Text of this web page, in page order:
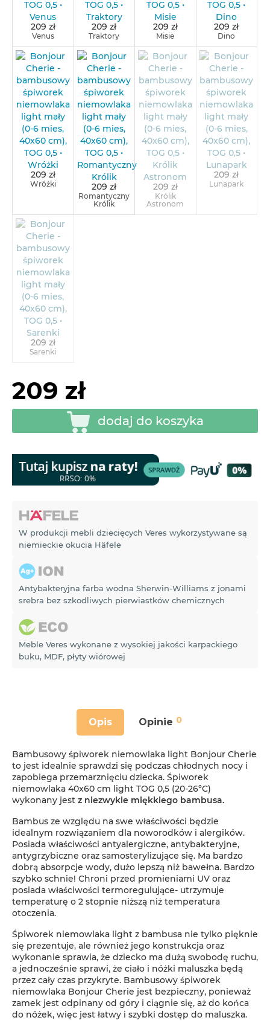
209 zł
Venus
209 zł
Traktory
209 zł
Misie
209 zł
Dino
209 zł
Wróżki 209 zł
Romantyczny
Królik
209 zł
Królik
Astronom
209 zł
Lunapark
209 zł
Sarenki
209 zł
dodaj do koszyka
W produkcji mebli dziecięcych Veres wykorzystywane są
niemieckie okucia Häfele
Antybakteryjna farba wodna Sherwin-Williams z jonami
srebra bez szkodliwych pierwiastków chemicznych
Meble Veres wykonane z wysokiej jakości karpackiego
buku, MDF, płyty wiórowej
Opis Opinie 0
Bambusowy śpiworek niemowlaka light Bonjour Cherie
to jest idealnie sprawdzi się podczas chłodnych nocy i
zapobiega przemarznięciu dziecka. Śpiworek
niemowlaka 40x60 cm light TOG 0,5 (20-26°C)
wykonany jest z niezwykle miękkiego bambusa.
Bambus ze względu na swe właściwości będzie
idealnym rozwiązaniem dla noworodków i alergików.
Posiada właściwości antyalergiczne, antybakteryjne,
antygrzybiczne oraz samosterylizujące się. Ma bardzo
dobrą absorpcje wody, dużo lepszą niż bawełna. Bardzo
szybko schnie! Chroni przed promieniami UV oraz
posiada właściwości termoregulujące- utrzymuje
temperaturę o 2 stopnie niższą niż temperatura
otoczenia.
Śpiworek niemowlaka light z bambusa nie tylko pięknie
się prezentuje, ale również jego konstrukcja oraz
wykonanie sprawia, że dziecko ma dużą swobodę ruchu,
a jednocześnie sprawi, że ciało i nóżki maluszka będą
przez cały czas przykryte. Bambusowy śpiworek
niemowlaka Bonjour Cherie jest bezpieczny, ponieważ
zamek jest odpinany od góry i ciągnie się, aż do końca
do nóżek, więc jest łatwy i szybki dostęp do maluszka.